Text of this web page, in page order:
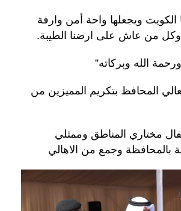
الكويت ويجعلها واحة أمن وارفة
وكل من عاش على ارضنا الطيبة.
الله وبركاته”
المحافظ بتكريم المميزين من
مختاري المناطق وممثلي
بالمحافظة وجمع من الاهالي